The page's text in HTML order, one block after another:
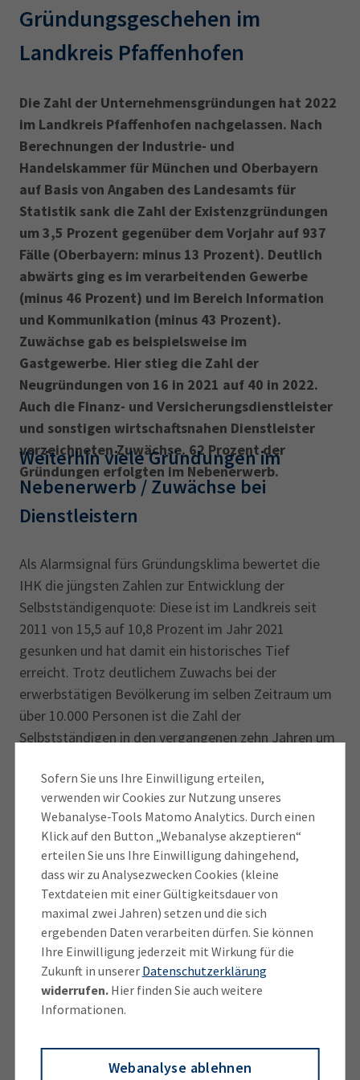
Leichte Sprache
Karriere
Presse
EN
IHK Akademie
Magazin Log-in
Wirtschaftsfachwirt
Sachkundeprüfung
Berichtsheft
34i
Betriebswirt Prüfbericht
Sofern Sie uns Ihre Einwilligung erteilen,
verwenden wir Cookies zur Nutzung unseres
Webanalyse-Tools Matomo Analytics. Durch einen
Klick auf den Button „Webanalyse akzeptieren“
erteilen Sie uns Ihre Einwilligung dahingehend,
dass wir zu Analysezwecken Cookies (kleine
Textdateien mit einer Gültigkeitsdauer von
maximal zwei Jahren) setzen und die sich
ergebenden Daten verarbeiten dürfen. Sie können
Ihre Einwilligung jederzeit mit Wirkung für die
Zukunft in unserer Datenschutzerklärung
widerrufen.Hier finden Sie auch weitere
Informationen.
Webanalyse ablehnen
Gründungsgeschehen im
Landkreis Pfaffenhofen
Die Zahl der Unternehmensgründungen hat 2022
im Landkreis Pfaffenhofen nachgelassen. Nach
Berechnungen der Industrie- und
Handelskammer für München und Oberbayern
auf Basis von Angaben des Landesamts für
Statistik sank die Zahl der Existenzgründungen
um 3,5 Prozent gegenüber dem Vorjahr auf 937
Fälle (Oberbayern: minus 13 Prozent). Deutlich
abwärts ging es im verarbeitenden Gewerbe
(minus 46 Prozent) und im Bereich Information
und Kommunikation (minus 43 Prozent).
Zuwächse gab es beispielsweise im
Gastgewerbe. Hier stieg die Zahl der
Neugründungen von 16 in 2021 auf 40 in 2022.
Auch die Finanz- und Versicherungsdienstleister
und sonstigen wirtschaftsnahen Dienstleister
verzeichneten Zuwächse. 62 Prozent der
Gründungen erfolgten im Nebenerwerb.
Weiterhin viele Gründungen im
Nebenerwerb / Zuwächse bei
Dienstleistern
Als Alarmsignal fürs Gründungsklima bewertet die
IHK die jüngsten Zahlen zur Entwicklung der
Selbstständigenquote: Diese ist im Landkreis seit
2011 von 15,5 auf 10,8 Prozent im Jahr 2021
gesunken und hat damit ein historisches Tief
erreicht. Trotz deutlichem Zuwachs bei der
erwerbstätigen Bevölkerung im selben Zeitraum um
über 10.000 Personen ist die Zahl der
Selbstständigen in den vergangenen zehn Jahren um
Auch aktuell bewerten Selbstständige das
Geschäftsklima laut ifo-Index vom Juni im Vergleich
zur Gesamtwirtschaft deutlich ungünstiger. Im
Vormonat berichteten 19 Prozent der
Kleinstunternehmen und Soloselbstständigen von
Existenzsorgen gegenüber 7 Prozent der
Unternehmen in der Gesamtwirtschaft. Die IHK
plädiert daher für eine aktive Wirtschaftspolitik, die
auf die besonderen Bedürfnisse von Gründern und
Selbst­ständigen eingeht und keine weitere
Verunsicherung schafft, zum Beispiel bei den Themen